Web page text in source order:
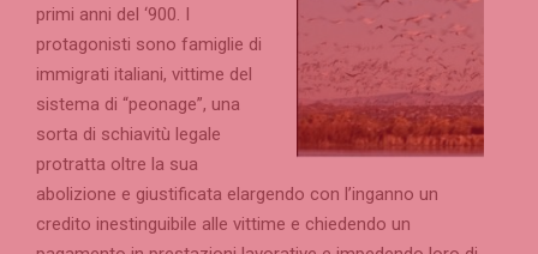
primi anni del ‘900. I
protagonisti sono famiglie di
immigrati italiani, vittime del
sistema di “peonage”, una
sorta di schiavitù legale
protratta oltre la sua
abolizione e giustificata elargendo con l’inganno un
credito inestinguibile alle vittime e chiedendo un